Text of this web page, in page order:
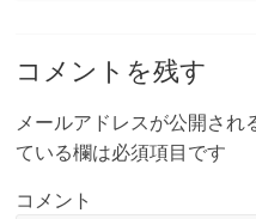
コメントを残す
メールアドレスが公開され
ている欄は必須項目です
コメント